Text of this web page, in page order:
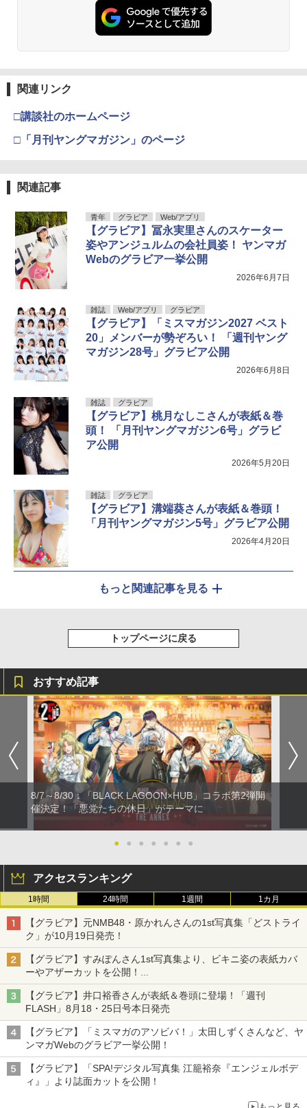
関連リンク
□講談社のホームページ
□「月刊ヤングマガジン」のページ
関連記事
青年 グラビア Web/アプリ
【グラビア】冨永実里さんのスケーター
姿やアンジュルムの会社員姿！ ヤンマガ
Webのグラビア一挙公開
2026年6月7日
雑誌 Web/アプリ グラビア
【グラビア】「ミスマガジン2027 ベスト
20」メンバーが勢ぞろい！ 「週刊ヤング
マガジン28号」グラビア公開
2026年6月8日
雑誌 グラビア
【グラビア】桃月なしこさんが表紙＆巻
頭！ 「月刊ヤングマガジン6号」グラビ
ア公開
2026年5月20日
雑誌 グラビア
【グラビア】溝端葵さんが表紙＆巻頭！
「月刊ヤングマガジン5号」グラビア公開
2026年4月20日
もっと関連記事を見る
トップページに戻る
おすすめ記事
8/7～8/30：「BLACK LAGOON×HUB」コラボ第2弾開
催決定！「悪党たちの休日」がテーマに
● ● ● ● ● ● ●
アクセスランキング
1時間 24時間 1週間 1カ月
【グラビア】元NMB48・原かれんさんの1st写真集「どストライ
ク」が10月19日発売！
【グラビア】すみぽんさん1st写真集より、ビキニ姿の表紙カバ
ーやアザーカットを公開！
タイトルは「offcourt（オフコート）」に決定
【グラビア】井口裕香さんが表紙＆巻頭に登場！「週刊
FLASH」8月18・25日号本日発売
【グラビア】「ミスマガのアソビバ！」太田しずくさんなど、ヤ
ンマガWebのグラビア一挙公開！
【グラビア】「SPA!デジタル写真集 江籠裕奈『エンジェルボデ
ィ』」より誌面カットを公開！